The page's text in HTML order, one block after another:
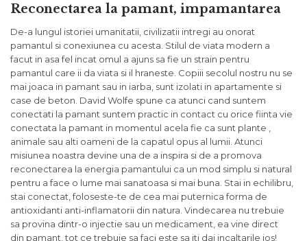
Reconectarea la pamant, impamantarea
De-a lungul istoriei umanitatii, civilizatii intregi au onorat
pamantul si conexiunea cu acesta. Stilul de viata modern a
facut in asa fel incat omul a ajuns sa fie un strain pentru
pamantul care ii da viata si il hraneste. Copiii secolul nostru nu se
mai joaca in pamant sau in iarba, sunt izolati in apartamente si
case de beton. David Wolfe spune ca atunci cand suntem
conectati la pamant suntem practic in contact cu orice fiinta vie
conectata la pamant in momentul acela fie ca sunt plante ,
animale sau alti oameni de la capatul opus al lumii. Atunci
misiunea noastra devine una de a inspira si de a promova
reconectarea la energia pamantului ca un mod simplu si natural
pentru a face o lume mai sanatoasa si mai buna. Stai in echilibru,
stai conectat, foloseste-te de cea mai puternica forma de
antioxidanti anti-inflamatorii din natura. Vindecarea nu trebuie
sa provina dintr-o injectie sau un medicament, ea vine direct
din pamant, tot ce trebuie sa faci este sa iti dai incaltarile jos!